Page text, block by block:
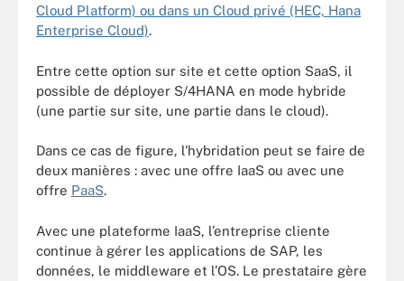
Cloud Platform) ou dans un Cloud privé (HEC, Hana
Enterprise Cloud).
Entre cette option sur site et cette option SaaS, il
possible de déployer S/4HANA en mode hybride
(une partie sur site, une partie dans le cloud).
Dans ce cas de figure, l'hybridation peut se faire de
deux manières : avec une offre IaaS ou avec une
offre PaaS.
Avec une plateforme IaaS, l’entreprise cliente
continue à gérer les applications de SAP, les
données, le middleware et l’OS. Le prestataire gère